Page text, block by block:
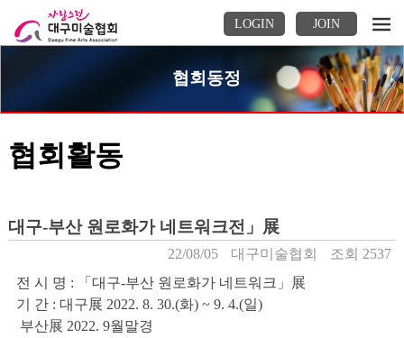
LOGIN JOIN
협회동정
협회활동
대구-부산 원로화가 네트워크전」展
22/08/05 대구미술협회
조회 2537
전 시 명 : 「대구-부산 원로화가 네트워크」展
기 간 : 대구展 2022. 8. 30.(화) ~ 9. 4.(일)
부산展 2022. 9월말경